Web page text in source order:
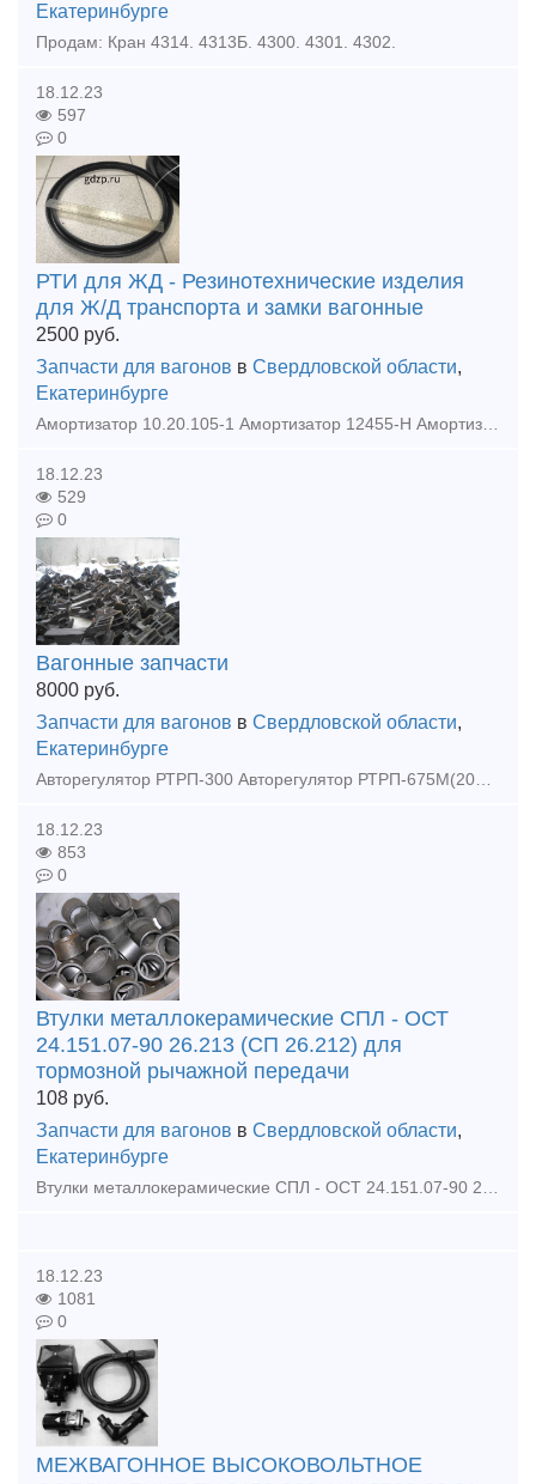
Екатеринбурге
Продам: Кран 4314. 4313Б. 4300. 4301. 4302.
18.12.23
597
0
РТИ для ЖД - Резинотехнические изделия
для Ж/Д транспорта и замки вагонные
2500 руб.
Запчасти для вагонов в Свердловской области,
Екатеринбурге
Амортизатор 10.20.105-1 Амортизатор 12455-Н Амортизатор 168.20.007 Амортизатор 30х20 Амортизатор 30х40 Амортизатор 35х45 Амортизатор 8ТН 280-006 Баллоны 181.01.15. 088 (Суфле) Баллоны пер
18.12.23
529
0
Вагонные запчасти
8000 руб.
Запчасти для вагонов в Свердловской области,
Екатеринбурге
Авторегулятор РТРП-300 Авторегулятор РТРП-675М(2023г.в.) Авторежим 265А-4(2023г.в.) Аппарат поглощающий ПМКП-110 Балка опорная авторежима, 100.41.020 Балочка центрирующая 106.00.011 Балочка цент
18.12.23
853
0
Втулки металлокерамические СПЛ - ОСТ
24.151.07-90 26.213 (СП 26.212) для
тормозной рычажной передачи
108 руб.
Запчасти для вагонов в Свердловской области,
Екатеринбурге
Втулки металлокерамические СПЛ - ОСТ 24.151.07-90 26.213 (СП 26.212) для тормозной рычажной передачи вагонов Качественные металлокерамические втулки для тормозной рычажной передачи вагонов предлагает
18.12.23
1081
0
МЕЖВАГОННОЕ ВЫСОКОВОЛЬТНОЕ